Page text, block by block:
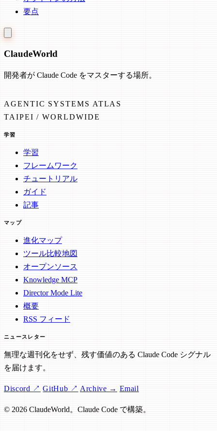
要点
ClaudeWorld
開発者が Claude Code をマスターする場所。
AGENTIC SYSTEMS ATLAS
TAIPEI / WORLDWIDE
学習
学習
フレームワーク
チュートリアル
ガイド
記事
マップ
進化マップ
ツール比較地図
オープンソース
Knowledge MCP
Director Mode Lite
概要
RSS フィード
ニュースレター
無理な週刊化をせず、残す価値のある Claude Code シグナル
を届けます。
Discord ↗ GitHub ↗ Archive → Email
© 2026 ClaudeWorld。Claude Code で構築。